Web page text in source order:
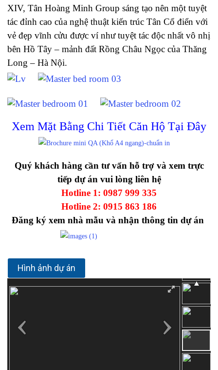
XIV, Tân Hoàng Minh Group sáng tạo nên một tuyệt
tác đỉnh cao của nghệ thuật kiến trúc Tân Cổ điển với
vẻ đẹp vĩnh cửu được ví như tuyệt tác độc nhất vô nhị
bên Hồ Tây – mảnh đất Rồng Châu Ngọc của Thăng
Long – Hà Nội.
Xem Mặt Bằng Chi Tiết Căn Hộ Tại Đây
Quý khách hàng cần tư vấn hỗ trợ và xem trực
tiếp dự án vui lòng liên hệ
Hotline 1: 0987 999 335
Hotline 2: 0915 863 186
Đăng ký xem nhà mẫu và nhận thông tin dự án
Hình ảnh dự án